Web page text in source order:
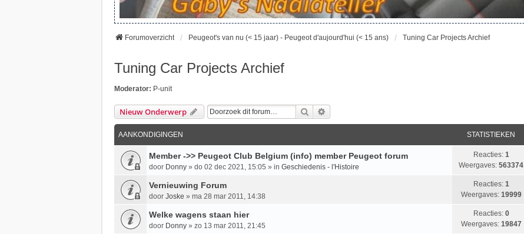
Forumoverzicht Peugeot's van nu (< 15 jaar) - Peugeot d'aujourd'hui (< 15 ans) Tuning Car Projects Archief
Tuning Car Projects Archief
Moderator: P-unit
Nieuw Onderwerp Zoek
AANKONDIGINGEN STATISTIEKEN
Member ->> Peugeot Club Belgium (info) member Peugeot forum
door Donny » do 02 dec 2021, 15:05 » in Geschiedenis - l'Histoire
Reacties: 1
Weergaves: 563374
Vernieuwing Forum
door Joske » ma 28 mar 2011, 14:38
Reacties: 1
Weergaves: 19999
Welke wagens staan hier
door Donny » zo 13 mar 2011, 21:45
Reacties: 0
Weergaves: 19847